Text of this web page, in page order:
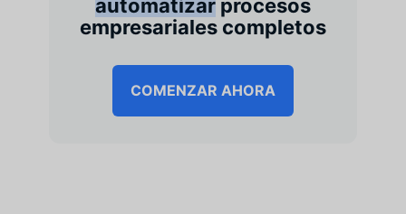
automatizar procesos
empresariales completos
COMENZAR AHORA